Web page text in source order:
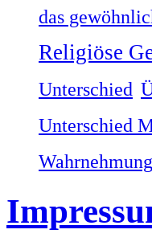
das
Religiöse
Unterschied
Unterschied
Wahrnehmung